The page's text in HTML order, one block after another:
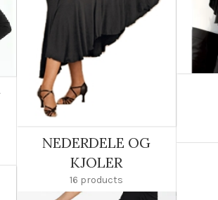
NEDERDELE OG
KJOLER
16 products